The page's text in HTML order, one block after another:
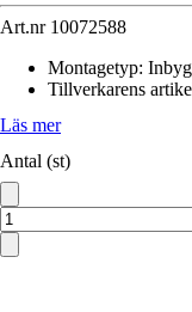
Art.nr 10072588
Montagetyp:
Tillverkarens
Läs mer
Antal (st)